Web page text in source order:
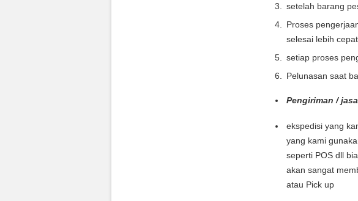
setelah barang
Proses
selesai lebih
setiap proses
Pelunasan saat
Pengiriman /
ekspedisi yang
yang kami
seperti POS dll
akan sangat
atau Pick up